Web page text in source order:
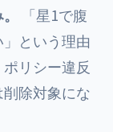
「星1で腹
という理由
リシー違反
除対象にな